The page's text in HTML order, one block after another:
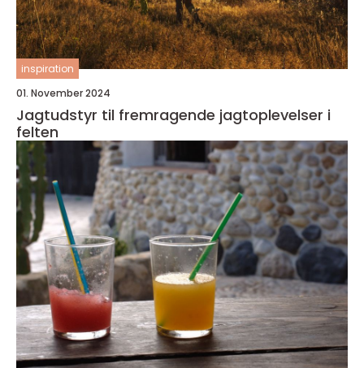
inspiration
01. November 2024
Jagtudstyr til fremragende jagtoplevelser i
felten